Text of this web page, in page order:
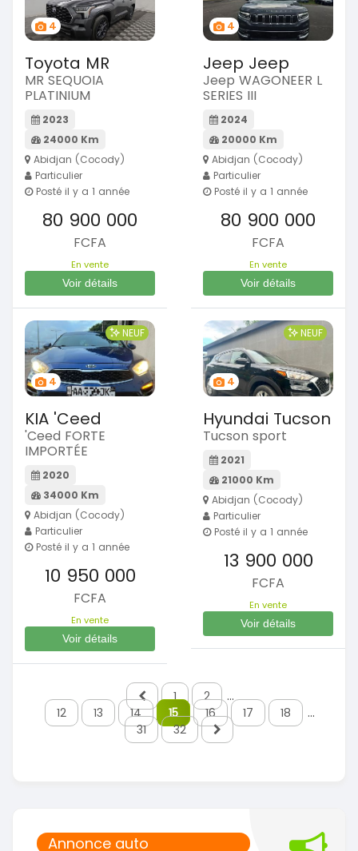
Annonce auto
4
Toyota MR
MR SEQUOIA
PLATINIUM
2023
24000 Km
Abidjan (Cocody)
Particulier
Posté il y a 1 année
80 900 000
FCFA
En vente
Voir détails
4
Jeep Jeep
Jeep WAGONEER L
SERIES III
2024
20000 Km
Abidjan (Cocody)
Particulier
Posté il y a 1 année
80 900 000
FCFA
En vente
Voir détails
4
NEUF
KIA 'Ceed
'Ceed FORTE
IMPORTÉE
2020
34000 Km
Abidjan (Cocody)
Particulier
Posté il y a 1 année
10 950 000
FCFA
En vente
Voir détails
4
NEUF
Hyundai Tucson
Tucson sport
2021
21000 Km
Abidjan (Cocody)
Particulier
Posté il y a 1 année
13 900 000
FCFA
En vente
Voir détails
1 2
...
12
13 14 15 16 17 18
...
31
32